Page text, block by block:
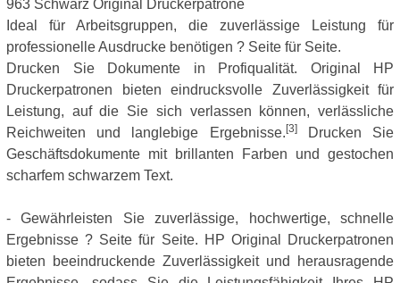
963 Schwarz Original Druckerpatrone
Ideal für Arbeitsgruppen, die zuverlässige Leistung für
professionelle Ausdrucke benötigen ? Seite für Seite.
Drucken Sie Dokumente in Profiqualität. Original HP
Druckerpatronen bieten eindrucksvolle Zuverlässigkeit für
Leistung, auf die Sie sich verlassen können, verlässliche
Reichweiten und langlebige Ergebnisse. [3]Drucken Sie
Geschäftsdokumente mit brillanten Farben und gestochen
scharfem schwarzem Text.
- Gewährleisten Sie zuverlässige, hochwertige, schnelle
Ergebnisse ? Seite für Seite. HP Original Druckerpatronen
bieten beeindruckende Zuverlässigkeit und herausragende